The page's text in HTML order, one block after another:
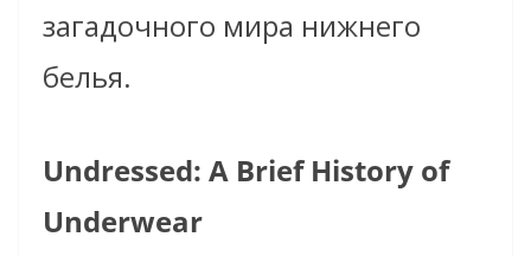
загадочного мира нижнего
белья.
Undressed: A Brief History of
Underwear